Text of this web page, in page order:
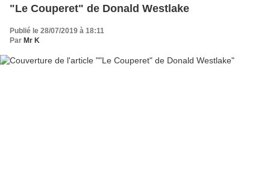
"Le Couperet" de Donald Westlake
Publié le 28/07/2019 à 18:11
Par Mr K